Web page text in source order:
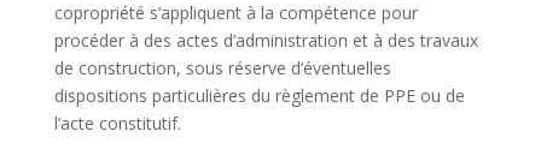
copropriété s’appliquent à la compétence pour
procéder à des actes d’administration et à des travaux
de construction, sous réserve d’éventuelles
dispositions particulières du règlement de PPE ou de
l’acte constitutif.